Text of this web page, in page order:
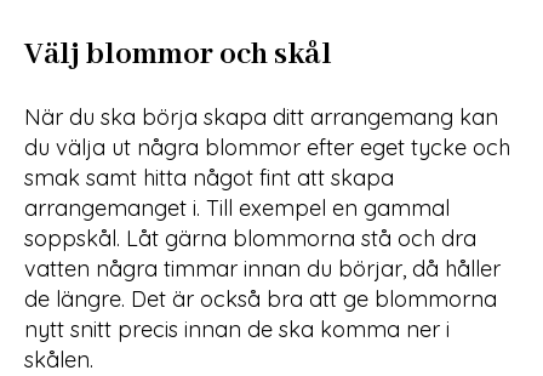
Välj blommor och skål
När du ska börja skapa ditt arrangemang kan
du välja ut några blommor efter eget tycke och
smak samt hitta något fint att skapa
arrangemanget i. Till exempel en gammal
soppskål. Låt gärna blommorna stå och dra
vatten några timmar innan du börjar, då håller
de längre. Det är också bra att ge blommorna
nytt snitt precis innan de ska komma ner i
skålen.